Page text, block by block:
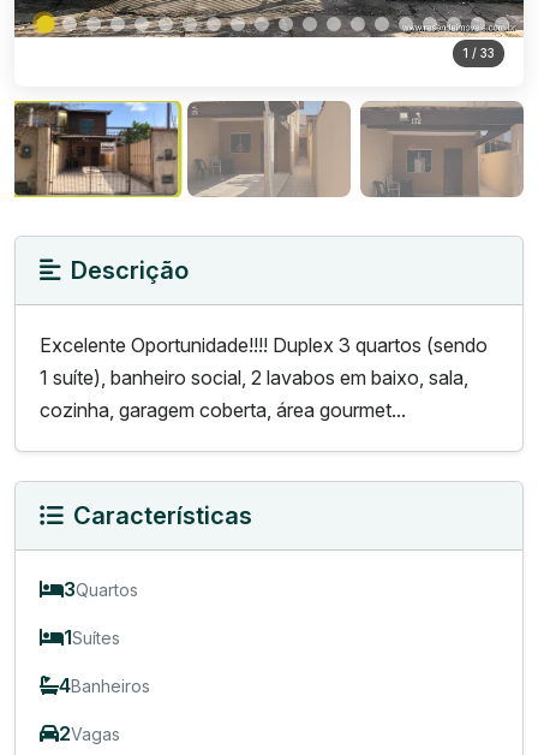
1 / 33
Descrição
Excelente Oportunidade!!!! Duplex 3 quartos (sendo
1 suíte), banheiro social, 2 lavabos em baixo, sala,
cozinha, garagem coberta, área gourmet...
Características
3Quartos
1Suítes
4Banheiros
2Vagas